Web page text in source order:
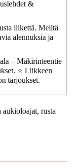
&
liikettä. Meiltä
alennuksia ja
– Mäkirinteentie
⭐ Liikkeen
tarjoukset.
aukioloajat, rusta